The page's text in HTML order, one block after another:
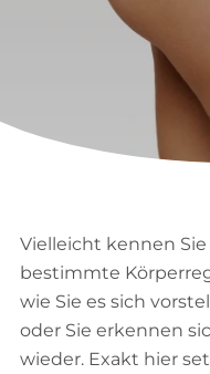
Vielleicht kennen Sie
bestimmte
wie Sie es sich
oder Sie erkennen
wieder. Exakt hier